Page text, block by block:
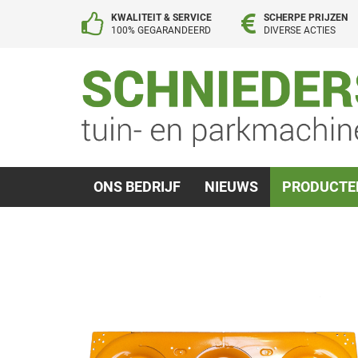
KWALITEIT & SERVICE
100% GEGARANDEERD
SCHERPE PRIJZEN
DIVERSE ACTIES
ONS BEDRIJF NIEUWS